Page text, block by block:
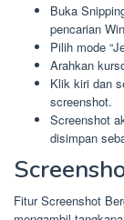
Buka
pencarian
Pilih mode
Arahkan
Klik kiri dan
screenshot.
Screenshot
disimpan
Fitur Screenshot